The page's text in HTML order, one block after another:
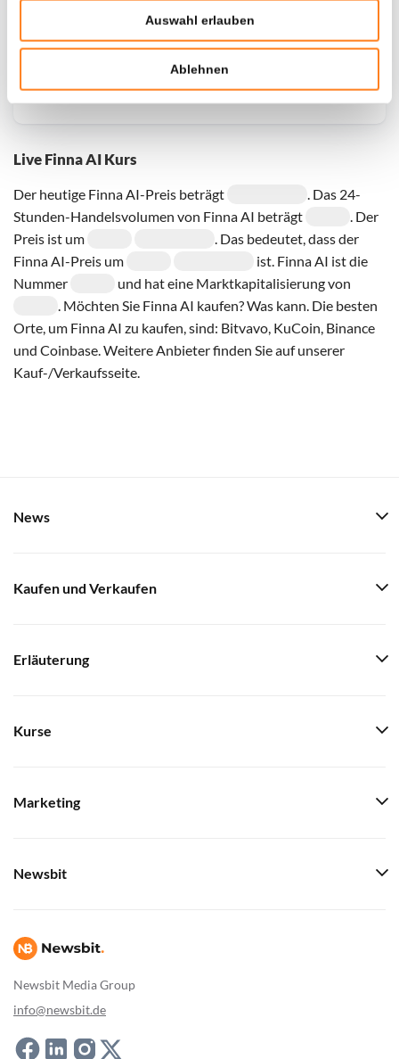
Auswahl erlauben
Ablehnen
Live Finna AI Kurs
Der heutige Finna AI-Preis beträgt
. Das 24-
Stunden-Handelsvolumen von Finna AI beträgt
. Der
Preis ist um
. Das bedeutet, dass der
Finna AI-Preis um
ist. Finna AI ist die
Nummer
und hat eine Marktkapitalisierung von
. Möchten Sie Finna AI kaufen? Was kann. Die besten
Orte, um Finna AI zu kaufen, sind: Bitvavo, KuCoin, Binance
und Coinbase. Weitere Anbieter finden Sie auf unserer
Kauf-/Verkaufsseite.
Newsbit Media Group
info@newsbit.de
News
Kaufen und Verkaufen
Erläuterung
Kurse
Marketing
Newsbit